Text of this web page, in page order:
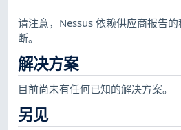
请注意，Nessus 依赖供应商报告
断。
解决方案
目前尚未有任何已知的解决方案。
另见